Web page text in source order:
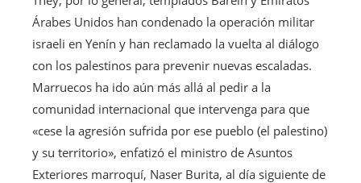
Árabes Unidos han condenado la operación militar
israeli en Yenín y han reclamado la vuelta al diálogo
con los palestinos para prevenir nuevas escaladas.
Marruecos ha ido aún más allá al pedir a la
comunidad internacional que intervenga para que
«cese la agresión sufrida por ese pueblo (el palestino)
y su territorio», enfatizó el ministro de Asuntos
Exteriores marroquí, Naser Burita, al día siguiente de